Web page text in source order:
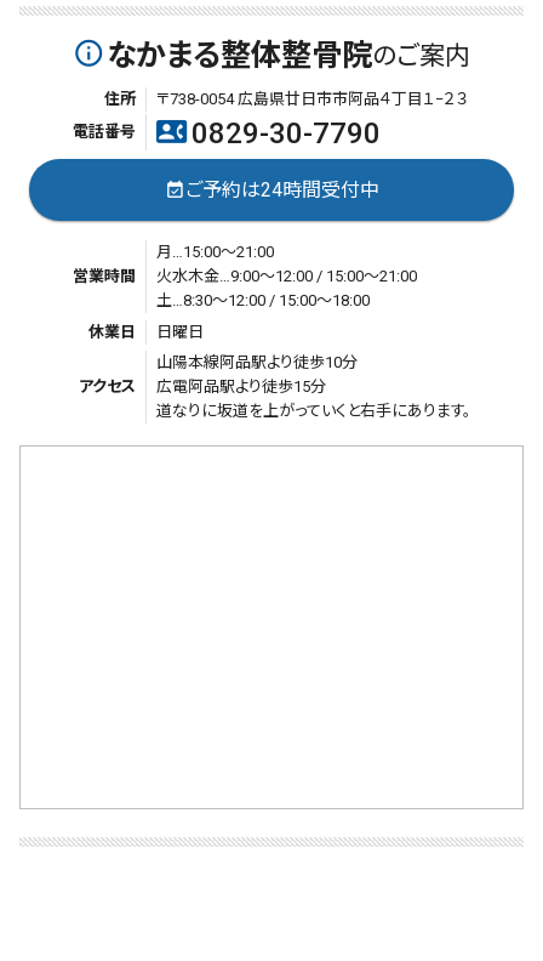
info_outlineなかまる整体整骨院のご案内
住所
〒738-0054 広島県廿日市市阿品４丁目１−２３
電話番号
contact_phone 0829-30-7790
event_availableご予約は24時間受付中
営業時間
月…15:00～21:00
火水木金…9:00～12:00 / 15:00～21:00
土…8:30～12:00 / 15:00～18:00
休業日
日曜日
アクセス
山陽本線阿品駅より徒歩10分
広電阿品駅より徒歩15分
道なりに坂道を上がっていくと右手にあります。